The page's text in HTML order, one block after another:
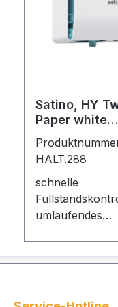
Satino, HY
Paper white
HALT.288
schnelle
umlaufendes
Soft Opening einfaches